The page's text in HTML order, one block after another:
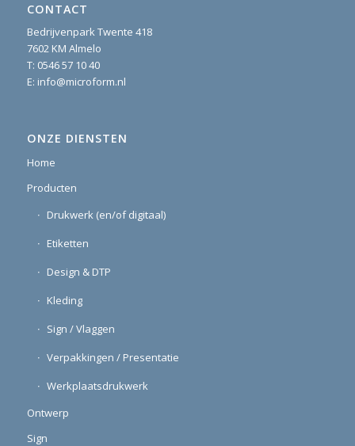
CONTACT
Bedrijvenpark Twente 418
7602 KM Almelo
T: 0546 57 10 40
E: info@microform.nl
ONZE DIENSTEN
Home
Producten
Drukwerk (en/of digitaal)
Etiketten
Design & DTP
Kleding
Sign / Vlaggen
Verpakkingen / Presentatie
Werkplaatsdrukwerk
Ontwerp
Sign